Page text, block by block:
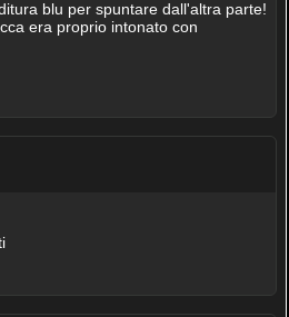
blu per spuntare dall'altra parte!
era proprio intonato con